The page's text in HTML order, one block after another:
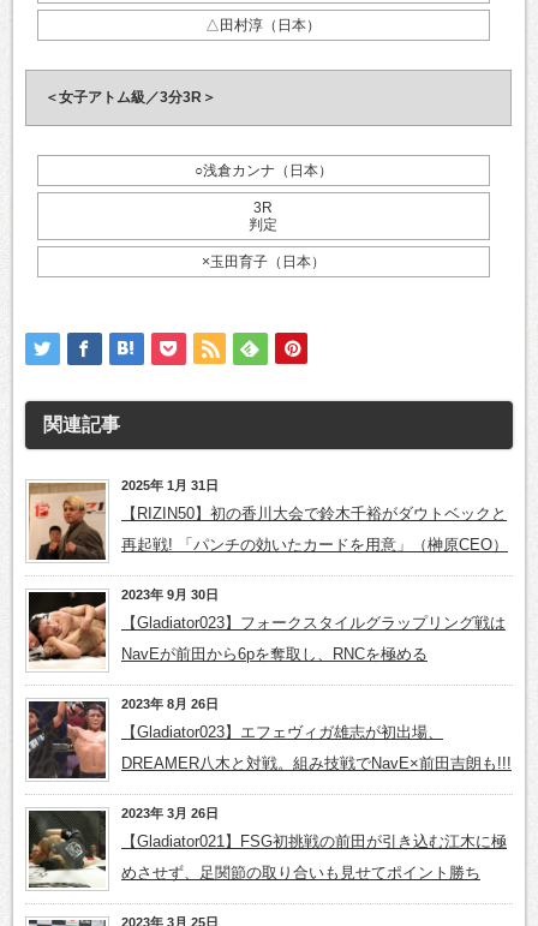
△田村淳（日本）
＜女子アトム級／3分3R＞
○浅倉カンナ（日本）
3R
判定
×玉田育子（日本）
関連記事
2025年 1月 31日
【RIZIN50】初の香川大会で鈴木千裕がダウトベックと
再起戦! 「パンチの効いたカードを用意」（榊原CEO）
2023年 9月 30日
【Gladiator023】フォークスタイルグラップリング戦は
NavEが前田から6pを奪取し、RNCを極める
2023年 8月 26日
【Gladiator023】エフェヴィガ雄志が初出場、
DREAMER八木と対戦。組み技戦でNavE×前田吉朗も!!!
2023年 3月 26日
【Gladiator021】FSG初挑戦の前田が引き込む江木に極
めさせず、足関節の取り合いも見せてポイント勝ち
2023年 3月 25日